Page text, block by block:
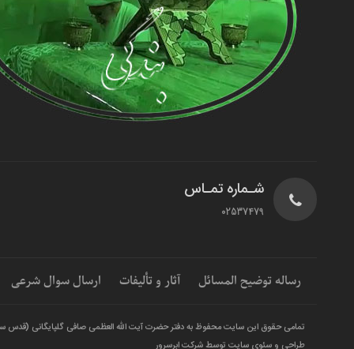
شـماره تمـاس
02537479
رساله توضیح المسائل آثار و تألیفات ارسال سوال شرعی
تمامی حقوق این سایت محفوظ به دفتر حضرت آیت الله العظمی صافی گلپایگانی (قدس
طراحی و سئوی سایت توسط شرکت ابرسرور